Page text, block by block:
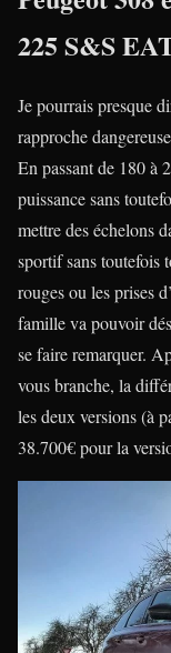
225 S&S
Je pourrais presque
rapproche
En passant de 180 à
puissance sans
mettre des échelons
sportif sans toutefois
rouges ou les prises
famille va pouvoir
se faire remarquer.
vous branche, la
les deux versions (à
38.700€ pour la